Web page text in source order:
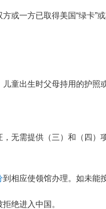
一方已取得美国“绿卡”或
童出生时父母持用的护
无需提供（三）和（四）
到相应使领馆办理。如未能
绝进入中国。